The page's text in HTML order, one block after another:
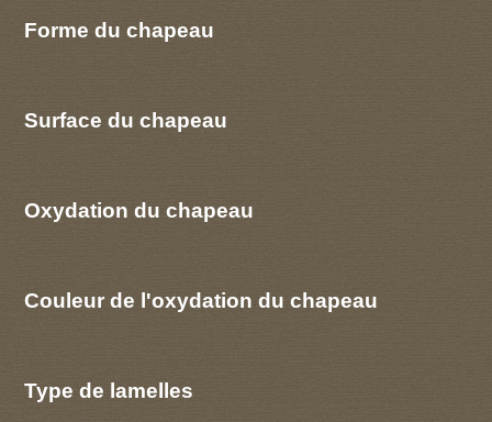
Forme du chapeau
Surface du chapeau
Oxydation du chapeau
Couleur de l'oxydation du chapeau
Type de lamelles